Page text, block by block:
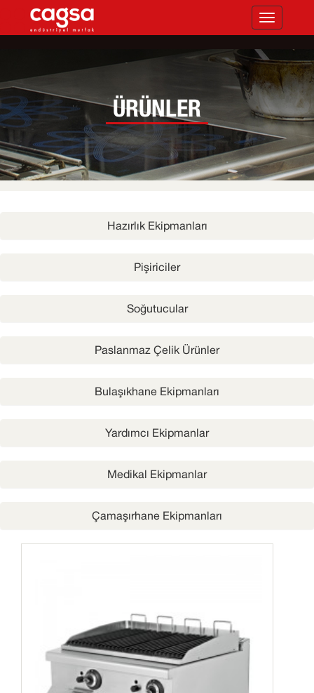
Toggle
navigation
ÜRÜNLER
Hazırlık Ekipmanları
Pişiriciler
Soğutucular
Paslanmaz Çelik Ürünler
Bulaşıkhane Ekipmanları
Yardımcı Ekipmanlar
Medikal Ekipmanlar
Çamaşırhane Ekipmanları